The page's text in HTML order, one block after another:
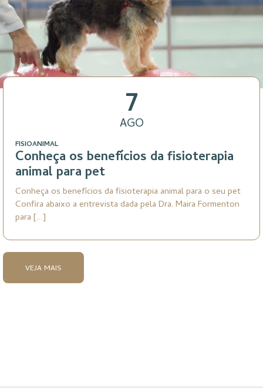
7
AGO
FISIOANIMAL
Conheça os benefícios da fisioterapia
animal para pet
Conheça os benefícios da fisioterapia animal para o seu pet
Confira abaixo a entrevista dada pela Dra. Maira Formenton
para […]
VEJA MAIS